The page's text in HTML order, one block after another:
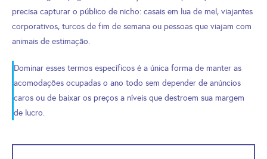
precisa capturar o público de nicho: casais em lua de mel, viajantes
corporativos, turcos de fim de semana ou pessoas que viajam com
animais de estimação.
Dominar esses termos específicos é a única forma de manter as
acomodações ocupadas o ano todo sem depender de anúncios
caros ou de baixar os preços a níveis que destroem sua margem
de lucro.